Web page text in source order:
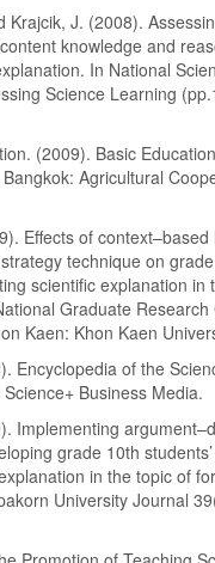
Krajcik, J. (2008).
knowledge and
In National
Science Learning
(2009). Basic
Agricultural
Effects of
technique on
scientific explanation in
Graduate Research
Kaen: Khon Kaen
Encyclopedia of the
Business Media.
Implementing
grade 10th
in the topic of
University Journal